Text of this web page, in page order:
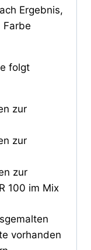
Ergebnis,
Farbe
folgt
zur
zur
zur
100 im Mix
vorhanden